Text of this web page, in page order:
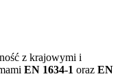
z krajowymi i
EN 1634-1 oraz EN